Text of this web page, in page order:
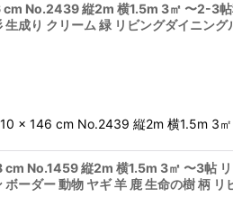
No.2439 縦2m 横1.5m 3㎡ 〜2-3
生成り クリーム 緑 リビングダイニ
× 146 cm No.2439 縦2m 横1.5m 3
No.1459 縦2m 横1.5m 3㎡ 〜3帖
ボーダー 動物 ヤギ 羊 鹿 生命の樹